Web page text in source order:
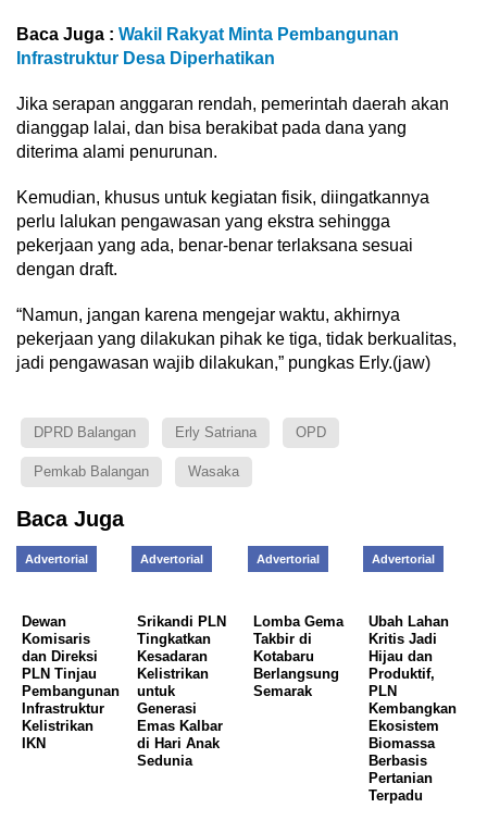
Baca Juga : Wakil Rakyat Minta Pembangunan
Infrastruktur Desa Diperhatikan
Jika serapan anggaran rendah, pemerintah daerah akan
dianggap lalai, dan bisa berakibat pada dana yang
diterima alami penurunan.
Kemudian, khusus untuk kegiatan fisik, diingatkannya
perlu lalukan pengawasan yang ekstra sehingga
pekerjaan yang ada, benar-benar terlaksana sesuai
dengan draft.
“Namun, jangan karena mengejar waktu, akhirnya
pekerjaan yang dilakukan pihak ke tiga, tidak berkualitas,
jadi pengawasan wajib dilakukan,” pungkas Erly.(jaw)
DPRD Balangan Erly Satriana OPD
Pemkab Balangan Wasaka
Baca Juga
Advertorial
Dewan
Komisaris
dan Direksi
PLN Tinjau
Pembangunan
Infrastruktur
Kelistrikan
IKN
Advertorial
Srikandi PLN
Tingkatkan
Kesadaran
Kelistrikan
untuk
Generasi
Emas Kalbar
di Hari Anak
Sedunia
Advertorial
Lomba Gema
Takbir di
Kotabaru
Berlangsung
Semarak
Advertorial
Ubah Lahan
Kritis Jadi
Hijau dan
Produktif,
PLN
Kembangkan
Ekosistem
Biomassa
Berbasis
Pertanian
Terpadu